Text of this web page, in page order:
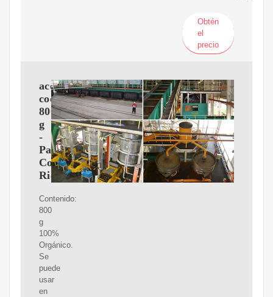
Obtén
el
precio
aceite
coco
800
g
-
Parafina
Costa
Rica
Contenido:
800
g
100%
Orgánico.
Se
puede
usar
en